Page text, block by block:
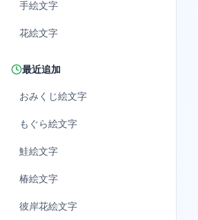
手絵文字
花絵文字
最近追加
おみくじ絵文字
もぐら絵文字
鮭絵文字
椿絵文字
彼岸花絵文字